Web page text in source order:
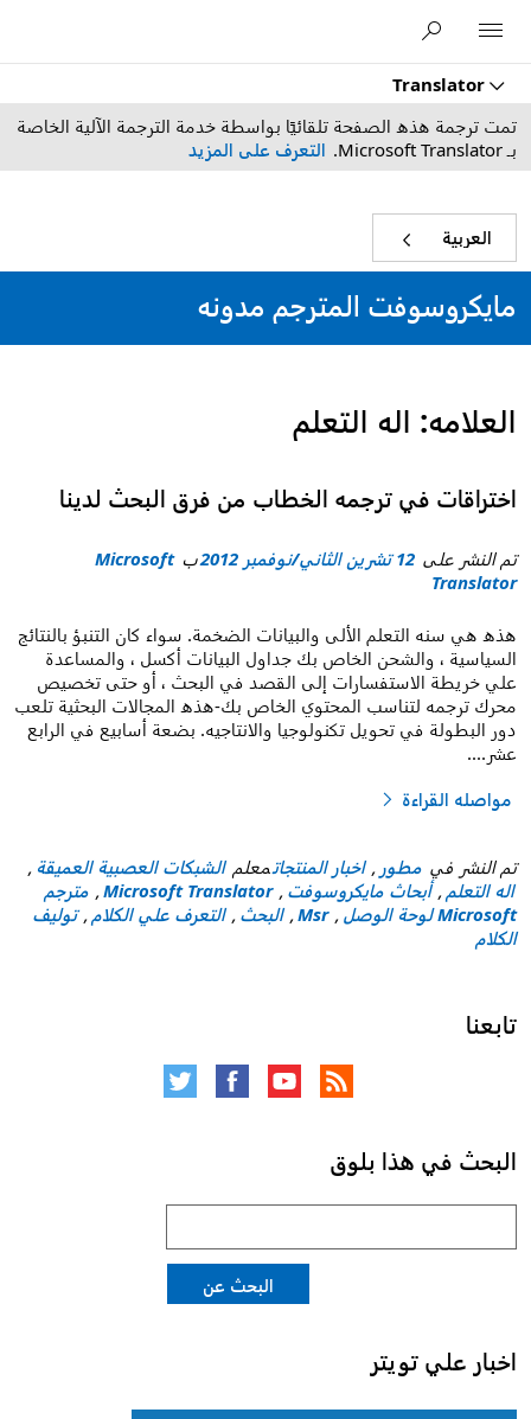
Translator
تمت ترجمة هذه الصفحة تلقائيًا بواسطة خدمة الترجمة الآلية الخاصة
بـ Microsoft Translator.
التعرف على المزيد
العربية‏
مايكروسوفت المترجم مدونه
العلامه: اله التعلم
اختراقات في ترجمه الخطاب من فرق البحث لدينا
تم النشر على 12 تشرين الثاني/نوفمبر 2012 ب Microsoft
Translator
هذه هي سنه التعلم الألى والبيانات الضخمة. سواء كان التنبؤ بالنتائج
السياسية ، والشحن الخاص بك جداول البيانات أكسل ، والمساعدة
علي خريطة الاستفسارات إلى القصد في البحث ، أو حتى تخصيص
محرك ترجمه لتناسب المحتوي الخاص بك-هذه المجالات البحثية تلعب
دور البطولة في تحويل تكنولوجيا والانتاجيه. بضعة أسابيع في الرابع
عشر ....
مواصله القراءة
"اختراقات في ترجمه الكلام من فرق البحث لدينا"
تم النشر في مطور , اخبار المنتجاتمعلم الشبكات العصبية العميقة ,
اله التعلم ,أبحاث مايكروسوفت ,
Microsoft Translator
, مترجم
Microsoft لوحة الوصل
,
Msr
, البحث , التعرف علي الكلام ,توليف
الكلام
تابعنا
البحث في هذا بلوق
البحث عن
اخبار علي تويتر